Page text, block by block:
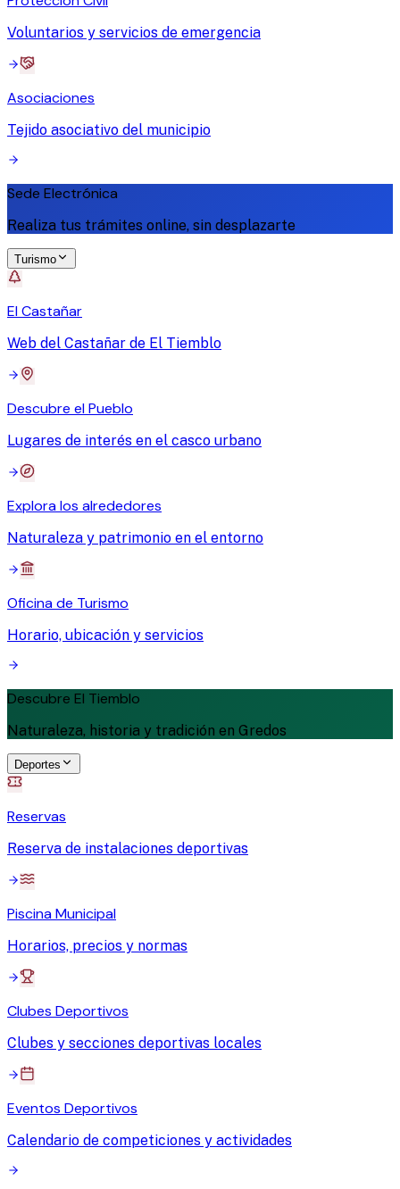
Voluntarios y servicios de emergencia
Asociaciones
Tejido asociativo del municipio
Sede Electrónica
Realiza tus trámites online, sin desplazarte
Turismo
El Castañar
Web del Castañar de El Tiemblo
Descubre el Pueblo
Lugares de interés en el casco urbano
Explora los alrededores
Naturaleza y patrimonio en el entorno
Oficina de Turismo
Horario, ubicación y servicios
Descubre El Tiemblo
Naturaleza, historia y tradición en Gredos
Deportes
Reservas
Reserva de instalaciones deportivas
Piscina Municipal
Horarios, precios y normas
Clubes Deportivos
Clubes y secciones deportivas locales
Eventos Deportivos
Calendario de competiciones y actividades